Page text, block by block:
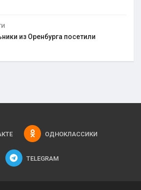
из Оренбурга посетили
ОДНОКЛАССИКИ
TELEGRAM